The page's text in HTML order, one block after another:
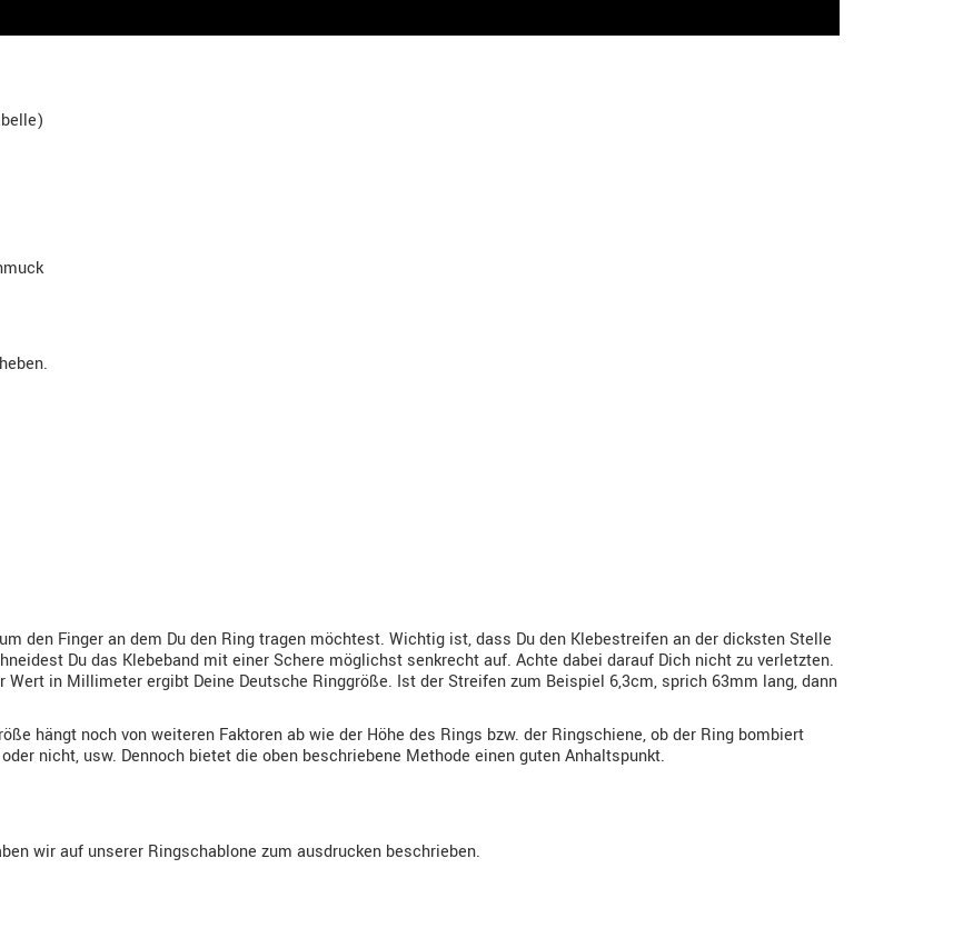
den Finger an dem Du den Ring tragen möchtest. Wichtig ist, dass Du den Klebestreifen an der dicksten Stelle
Du das Klebeband mit einer Schere möglichst senkrecht auf. Achte dabei darauf Dich nicht zu verletzten.
Wert in Millimeter ergibt Deine Deutsche Ringgröße. Ist der Streifen zum Beispiel 6,3cm, sprich 63mm lang, dann
hängt noch von weiteren Faktoren ab wie der Höhe des Rings bzw. der Ringschiene, ob der Ring bombiert
nicht, usw. Dennoch bietet die oben beschriebene Methode einen guten Anhaltspunkt.
wir auf unserer Ringschablone zum ausdrucken beschrieben.